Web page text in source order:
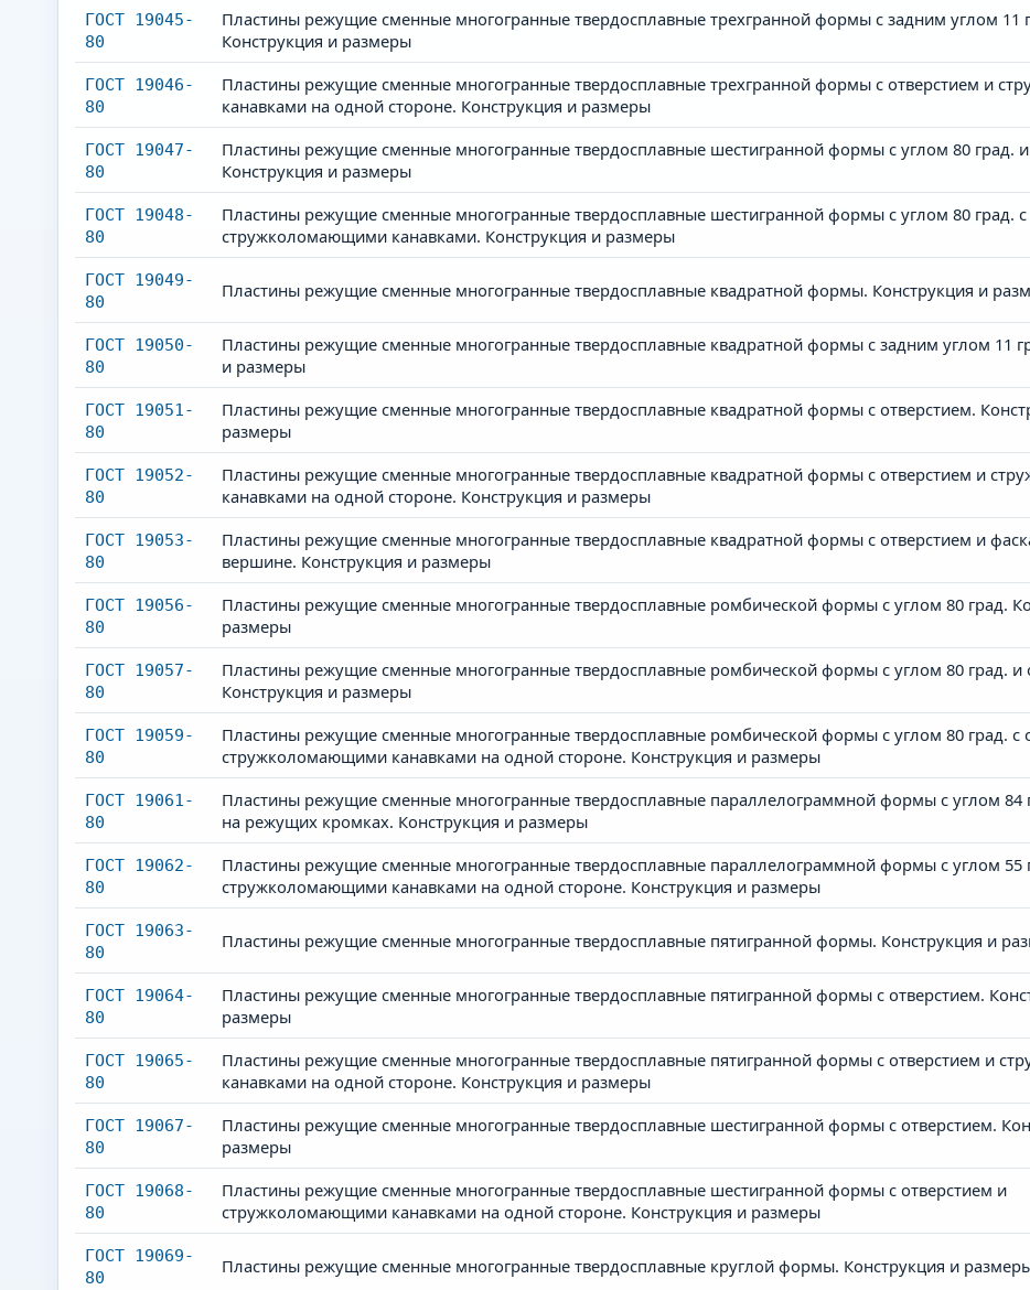
ГОСТ 19045-
80
Пластины режущие сменные многогранные твердосплавные трехгранной формы с задним углом 11
Конструкция и размеры
ГОСТ 19046-
80
Пластины режущие сменные многогранные твердосплавные трехгранной формы с отверстием и
канавками на одной стороне. Конструкция и размеры
ГОСТ 19047-
80
Пластины режущие сменные многогранные твердосплавные шестигранной формы с углом 80 град. и
Конструкция и размеры
ГОСТ 19048-
80
Пластины режущие сменные многогранные твердосплавные шестигранной формы с углом 80 град. с
стружколомающими канавками. Конструкция и размеры
ГОСТ 19049-
80
Пластины режущие сменные многогранные твердосплавные квадратной формы. Конструкция и
ГОСТ 19050-
80
Пластины режущие сменные многогранные твердосплавные квадратной формы с задним углом 11
и размеры
ГОСТ 19051-
80
Пластины режущие сменные многогранные твердосплавные квадратной формы с отверстием.
размеры
ГОСТ 19052-
80
Пластины режущие сменные многогранные твердосплавные квадратной формы с отверстием и
канавками на одной стороне. Конструкция и размеры
ГОСТ 19053-
80
Пластины режущие сменные многогранные твердосплавные квадратной формы с отверстием и
вершине. Конструкция и размеры
ГОСТ 19056-
80
Пластины режущие сменные многогранные твердосплавные ромбической формы с углом 80 град.
размеры
ГОСТ 19057-
80
Пластины режущие сменные многогранные твердосплавные ромбической формы с углом 80 град. и
Конструкция и размеры
ГОСТ 19059-
80
Пластины режущие сменные многогранные твердосплавные ромбической формы с углом 80 град. с
стружколомающими канавками на одной стороне. Конструкция и размеры
ГОСТ 19061-
80
Пластины режущие сменные многогранные твердосплавные параллелограммной формы с углом 84
на режущих кромках. Конструкция и размеры
ГОСТ 19062-
80
Пластины режущие сменные многогранные твердосплавные параллелограммной формы с углом 55
стружколомающими канавками на одной стороне. Конструкция и размеры
ГОСТ 19063-
80
Пластины режущие сменные многогранные твердосплавные пятигранной формы. Конструкция и
ГОСТ 19064-
80
Пластины режущие сменные многогранные твердосплавные пятигранной формы с отверстием.
размеры
ГОСТ 19065-
80
Пластины режущие сменные многогранные твердосплавные пятигранной формы с отверстием и
канавками на одной стороне. Конструкция и размеры
ГОСТ 19067-
80
Пластины режущие сменные многогранные твердосплавные шестигранной формы с отверстием.
размеры
ГОСТ 19068-
80
Пластины режущие сменные многогранные твердосплавные шестигранной формы с отверстием и
стружколомающими канавками на одной стороне. Конструкция и размеры
ГОСТ 19069-
80
Пластины режущие сменные многогранные твердосплавные круглой формы. Конструкция и